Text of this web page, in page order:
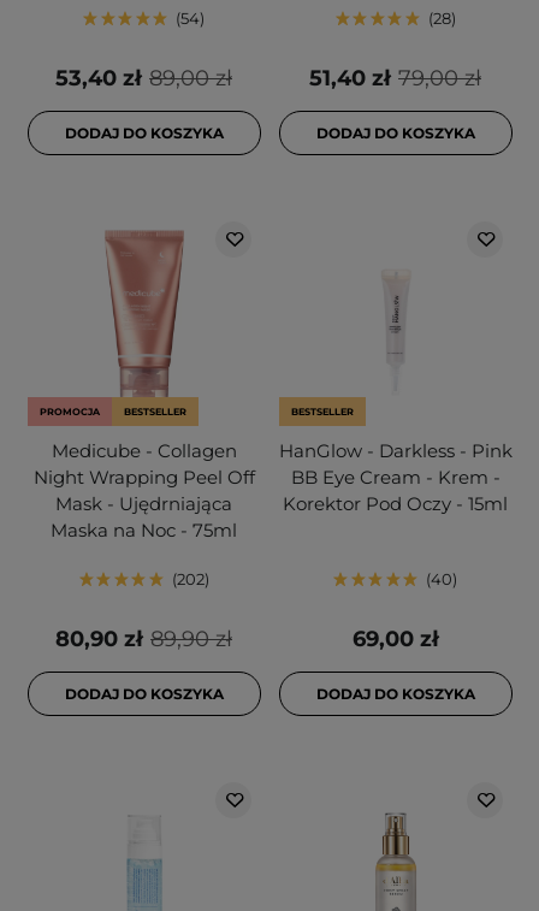
54
89,00 zł
53,40 zł
DODAJ DO KOSZYKA
28
79,00 zł
51,40 zł
DODAJ DO KOSZYKA
PROMOCJA BESTSELLER
Medicube - Collagen
Night Wrapping Peel Off
Mask - Ujędrniająca
Maska na Noc - 75ml
202
89,90 zł
80,90 zł
DODAJ DO KOSZYKA
BESTSELLER
HanGlow - Darkless - Pink
BB Eye Cream - Krem -
Korektor Pod Oczy - 15ml
40
69,00 zł
DODAJ DO KOSZYKA